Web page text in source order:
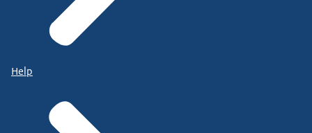
Help